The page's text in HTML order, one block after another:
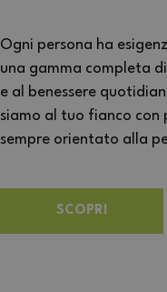
Ogni persona ha
una gamma completa
e al benessere
siamo al tuo fianco con
sempre orientato alla
SCOPRI